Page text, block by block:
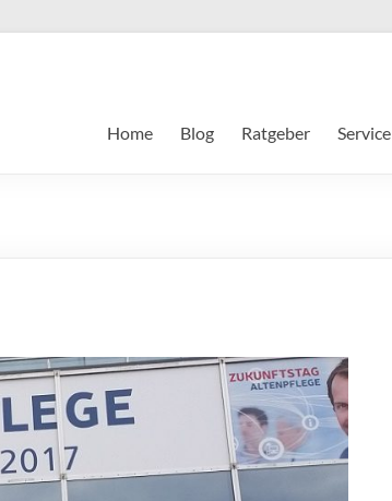
Home Blog Ratgeber Service